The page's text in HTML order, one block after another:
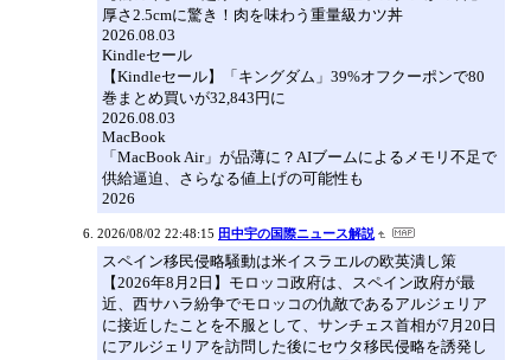
厚さ2.5cmに驚き！肉を味わう重量級カツ丼
2026.08.03
Kindleセール
【Kindleセール】「キングダム」39%オフクーポンで80
巻まとめ買いが32,843円に
2026.08.03
MacBook
「MacBook Air」が品薄に？AIブームによるメモリ不足で
供給逼迫、さらなる値上げの可能性も
2026
2026/08/02 22:48:15 田中宇の国際ニュース解説
スペイン移民侵略騒動は米イスラエルの欧英潰し策
【2026年8月2日】モロッコ政府は、スペイン政府が最
近、西サハラ紛争でモロッコの仇敵であるアルジェリア
に接近したことを不服として、サンチェス首相が7月20日
にアルジェリアを訪問した後にセウタ移民侵略を誘発し